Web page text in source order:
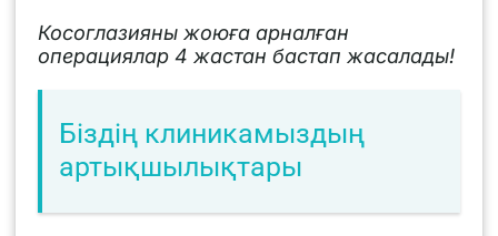
Косоглазияны жоюға арналған
операциялар 4 жастан бастап жасалады!
Біздің клиникамыздың
артықшылықтары